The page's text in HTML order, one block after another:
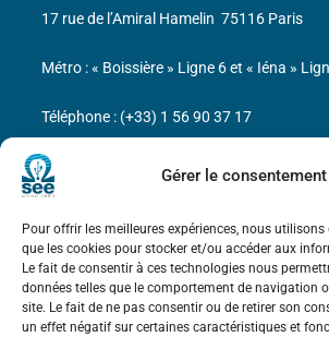
Gérer le consentement
Pour offrir les meilleures expériences, nous
que les cookies pour stocker et/ou accéder aux
Le fait de consentir à ces technologies nous
données telles que le comportement de navigation
site. Le fait de ne pas consentir ou de retirer son
un effet négatif sur certaines caractéristiques et
Bicentenaire des découvertes
Marie Ampère
Mentions légales
17 rue de l’Amiral Hamelin 75116 Paris
Métro : « Boissière » Ligne 6 et « Iéna »
Téléphone : (+33) 1 56 90 37 17
N° de SIREN : 785 393 232, Code APE :
communautaire : FR44 785 393 232